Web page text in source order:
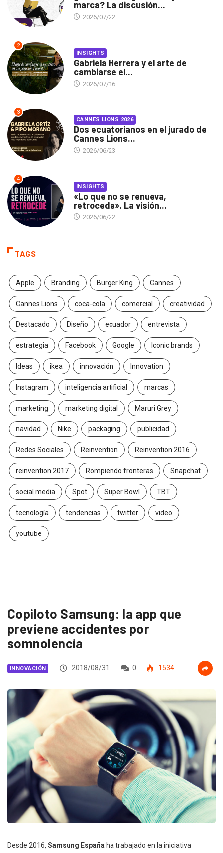
marca? La discusión...
2026/07/22
2
INSIGHTS
Gabriela Herrera y el arte de
cambiarse el...
2026/07/16
3
CANNES LIONS 2026
Dos ecuatorianos en el jurado de
Cannes Lions...
2026/06/23
4
INSIGHTS
«Lo que no se renueva,
retrocede». La visión...
2026/06/22
TAGS
Apple Branding Burger King Cannes
Cannes Lions coca-cola comercial creatividad
Destacado Diseño ecuador entrevista
estrategia Facebook Google Iconic brands
Ideas ikea innovación Innovation
Instagram inteligencia artificial marcas
marketing marketing digital Maruri Grey
navidad Nike packaging publicidad
Redes Sociales Reinvention Reinvention 2016
reinvention 2017 Rompiendo fronteras Snapchat
social media Spot Super Bowl TBT
tecnología tendencias twitter video
youtube
Copiloto Samsung: la app que
previene accidentes por
somnolencia
INNOVACIÓN 2018/08/31 0 1534
Desde 2016, Samsung España ha trabajado en la iniciativa